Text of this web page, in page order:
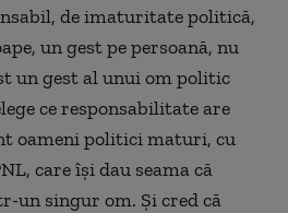
de imaturitate politică,
un gest pe persoană, nu
un gest al unui om politic
ce responsabilitate are
oameni politici maturi, cu
care își dau seama că
un singur om. Și cred că